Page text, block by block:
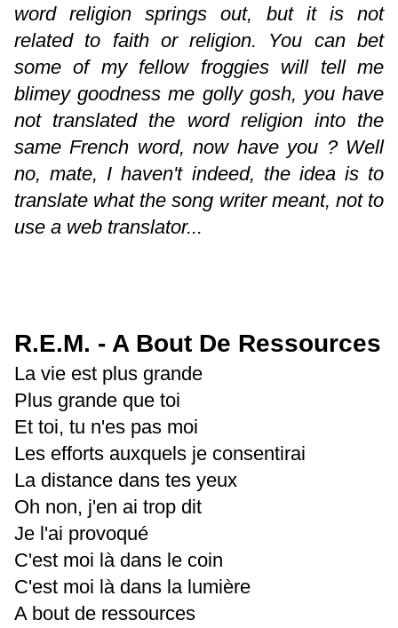
word religion springs out, but it is not
related to faith or religion. You can bet
some of my fellow froggies will tell me
blimey goodness me golly gosh, you have
not translated the word religion into the
same French word, now have you ? Well
no, mate, I haven't indeed, the idea is to
translate what the song writer meant, not to
use a web translator...
R.E.M. - A Bout De Ressources
La vie est plus grande
Plus grande que toi
Et toi, tu n'es pas moi
Les efforts auxquels je consentirai
La distance dans tes yeux
Oh non, j'en ai trop dit
Je l'ai provoqué
C'est moi là dans le coin
C'est moi là dans la lumière
A bout de ressources